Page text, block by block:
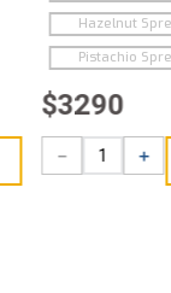
Hazelnut
Pistachio
$3290
＋
－